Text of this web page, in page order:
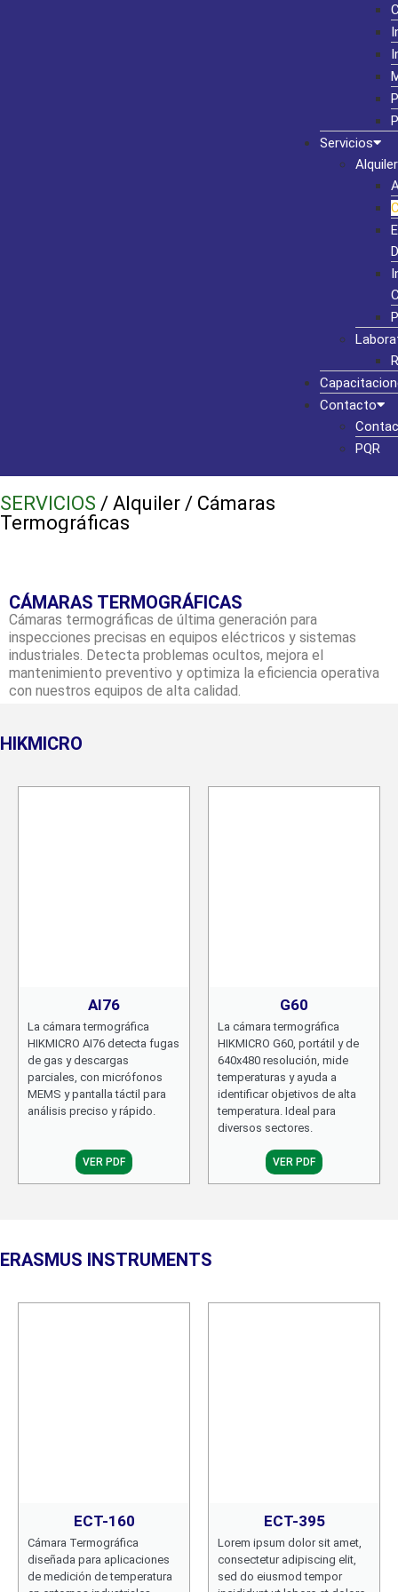
Servicios
Alquiler
Contacto
PQR
SERVICIOS / Alquiler / Cámaras
Termográficas
CÁMARAS TERMOGRÁFICAS
Cámaras termográficas de última generación para
inspecciones precisas en equipos eléctricos y sistemas
industriales. Detecta problemas ocultos, mejora el
mantenimiento preventivo y optimiza la eficiencia operativa
con nuestros equipos de alta calidad.
HIKMICRO
AI76
La cámara termográfica
HIKMICRO AI76 detecta fugas
de gas y descargas
parciales, con micrófonos
MEMS y pantalla táctil para
análisis preciso y rápido.
VER PDF
G60
La cámara termográfica
HIKMICRO G60, portátil y de
640x480 resolución, mide
temperaturas y ayuda a
identificar objetivos de alta
temperatura. Ideal para
diversos sectores.
VER PDF
ERASMUS INSTRUMENTS
ECT-160
Cámara Termográfica
diseñada para aplicaciones
de medición de temperatura
ECT-395
Lorem ipsum dolor sit amet,
consectetur adipiscing elit,
sed do eiusmod tempor